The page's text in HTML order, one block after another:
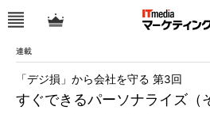
連載
すぐできるパーソナライズ（
「デジ損」から会社を守る 第3回